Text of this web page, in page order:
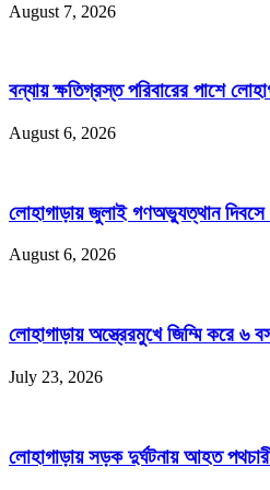
August 7, 2026
বন্যায় ক্ষতিগ্রস্ত পরিবারের পাশে
August 6, 2026
লোহাগাড়ায় জুলাই গণঅভ্যুত্থান দিবসে
August 6, 2026
লোহাগাড়ায় অস্ত্রেরমুখে জিম্মি করে ৬
July 23, 2026
লোহাগাড়ায় সড়ক দুর্ঘটনায় আহত